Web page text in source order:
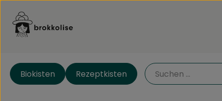
Biokisten Rezeptkisten